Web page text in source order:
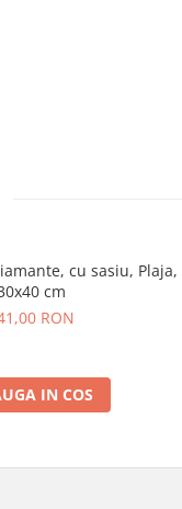
cu sasiu, Plaja,
cm
RON
IN COS